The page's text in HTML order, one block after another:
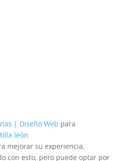
| Diseño Web para
león
mejorar su experiencia.
con esto, pero puede optar por